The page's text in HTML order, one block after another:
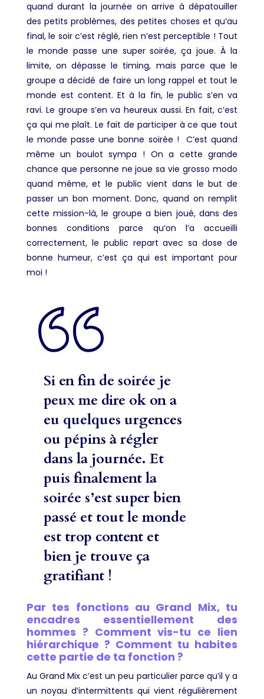
quand durant la journée on arrive à dépatouiller
des petits problèmes, des petites choses et qu’au
final, le soir c’est réglé, rien n’est perceptible ! Tout
le monde passe une super soirée, ça joue. À la
limite, on dépasse le timing, mais parce que le
groupe a décidé de faire un long rappel et tout le
monde est content. Et à la fin, le public s’en va
ravi. Le groupe s’en va heureux aussi. En fait, c’est
ça qui me plaît. Le fait de participer à ce que tout
le monde passe une bonne soirée ! C’est quand
même un boulot sympa ! On a cette grande
chance que personne ne joue sa vie grosso modo
quand même, et le public vient dans le but de
passer un bon moment. Donc, quand on remplit
cette mission-là, le groupe a bien joué, dans des
bonnes conditions parce qu’on l’a accueilli
correctement, le public repart avec sa dose de
bonne humeur, c’est ça qui est important pour
moi !
Si en fin de soirée je
peux me dire ok on a
eu quelques urgences
ou pépins à régler
dans la journée. Et
puis finalement la
soirée s’est super bien
passé et tout le monde
est trop content et
bien je trouve ça
gratifiant !
Par tes fonctions au Grand Mix, tu
encadres essentiellement des
hommes ? Comment vis-tu ce lien
hiérarchique ? Comment tu habites
cette partie de ta fonction ?
Au Grand Mix c’est un peu particulier parce qu’il y a
un noyau d’intermittents qui vient régulièrement